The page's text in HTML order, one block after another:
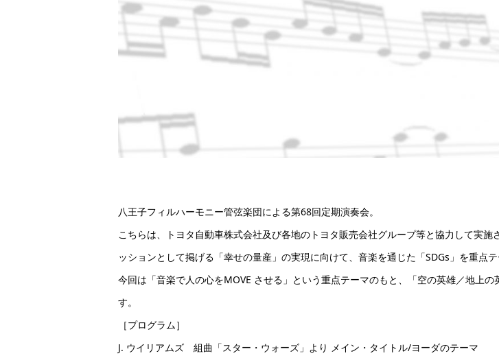
八王子フィルハーモニー管弦楽団による第68回定期演奏会。
こちらは、トヨタ自動車株式会社及び各地のトヨタ販売会社グループ等と協力して実
ッションとして掲げる「幸せの量産」の実現に向けて、音楽を通じた「SDGs」を重点テ
今回は「音楽で人の心をMOVE させる」という重点テーマのもと、「空の英雄／地上
す。
［プログラム］
J. ウイリアムズ 組曲「スター・ウォーズ」より メイン・タイトル/ヨーダのテーマ